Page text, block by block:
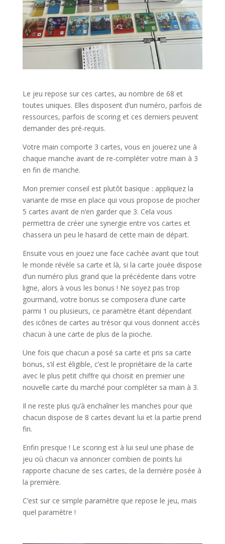
Le jeu repose sur ces cartes, au nombre de 68 et
toutes uniques. Elles disposent d’un numéro, parfois de
ressources, parfois de scoring et ces derniers peuvent
demander des pré-requis.
Votre main comporte 3 cartes, vous en jouerez une à
chaque manche avant de re-compléter votre main à 3
en fin de manche.
Mon premier conseil est plutôt basique : appliquez la
variante de mise en place qui vous propose de piocher
5 cartes avant de n’en garder que 3. Cela vous
permettra de créer une synergie entre vos cartes et
chassera un peu le hasard de cette main de départ.
Ensuite vous en jouez une face cachée avant que tout
le monde révèle sa carte et là, si la carte jouée dispose
d’un numéro plus grand que la précédente dans votre
ligne, alors à vous les bonus ! Ne soyez pas trop
gourmand, votre bonus se composera d’une carte
parmi 1 ou plusieurs, ce paramètre étant dépendant
des icônes de cartes au trésor qui vous donnent accès
chacun à une carte de plus de la pioche.
Une fois que chacun a posé sa carte et pris sa carte
bonus, s’il est éligible, c’est le propriétaire de la carte
avec le plus petit chiffre qui choisit en premier une
nouvelle carte du marché pour compléter sa main à 3.
Il ne reste plus qu’à enchaîner les manches pour que
chacun dispose de 8 cartes devant lui et la partie prend
fin.
Enfin presque ! Le scoring est à lui seul une phase de
jeu où chacun va annoncer combien de points lui
rapporte chacune de ses cartes, de la dernière posée à
la première.
C’est sur ce simple paramètre que repose le jeu, mais
quel paramètre !